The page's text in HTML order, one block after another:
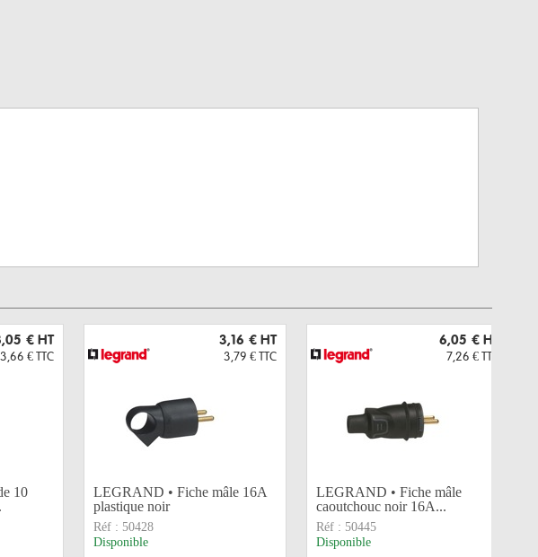
€ HT
€ TTC
10
3,16 € HT
3,79 € TTC
LEGRAND • Fiche mâle 16A
plastique noir
Réf : 50428
Disponible
6,05 € HT
7,26 € TTC
LEGRAND • Fiche mâle
caoutchouc noir 16A...
Réf : 50445
Disponible